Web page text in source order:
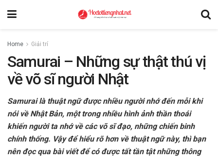
Home Giải trí
Samurai – Những sự thật thú vị
về võ sĩ người Nhật
Samurai là thuật ngữ được nhiều người nhớ đến mỗi khi
nói về Nhật Bản, một trong nhiều hình ảnh thần thoái
khiến người ta nhớ về các võ sĩ đạo, những chiến binh
chính thống. Vậy để hiểu rõ hơn về thuật ngữ này, thì bạn
nên đọc qua bài viết để có được tất tần tật những thông